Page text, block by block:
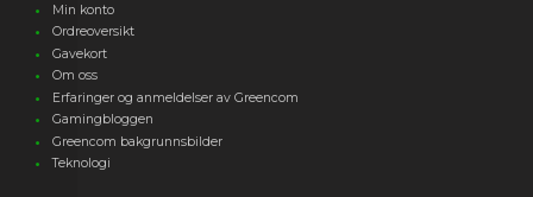
Min konto
Ordreoversikt
Gavekort
Om oss
Erfaringer og anmeldelser av Greencom
Gamingbloggen
Greencom bakgrunnsbilder
Teknologi